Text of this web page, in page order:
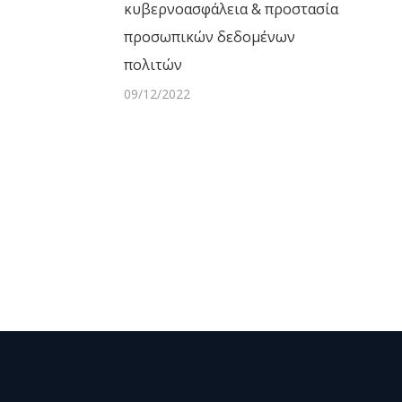
κυβερνοασφάλεια & προστασία
προσωπικών δεδομένων
πολιτών
09/12/2022